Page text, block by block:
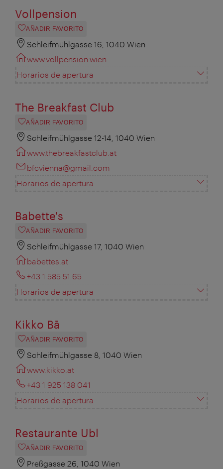
Vollpension
AÑADIR FAVORITO
Schleifmühlgasse 16, 1040 Wien
www.vollpension.wien
Horarios de apertura
The Breakfast Club
AÑADIR FAVORITO
Schleifmühlgasse 12-14, 1040 Wien
www.thebreakfastclub.at
bfcvienna@gmail.com
Horarios de apertura
Babette's
AÑADIR FAVORITO
Schleifmühlgasse 17, 1040 Wien
babettes.at
+43 1 585 51 65
Horarios de apertura
Kikko Bā
AÑADIR FAVORITO
Schleifmühlgasse 8, 1040 Wien
www.kikko.at
+43 1 925 138 041
Horarios de apertura
Restaurante Ubl
AÑADIR FAVORITO
Preßgasse 26, 1040 Wien